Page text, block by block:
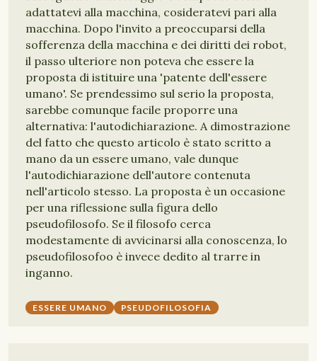
adattatevi alla macchina, cosideratevi pari alla
macchina. Dopo l'invito a preoccuparsi della
sofferenza della macchina e dei diritti dei robot,
il passo ulteriore non poteva che essere la
proposta di istituire una 'patente dell'essere
umano'. Se prendessimo sul serio la proposta,
sarebbe comunque facile proporre una
alternativa: l'autodichiarazione. A dimostrazione
del fatto che questo articolo è stato scritto a
mano da un essere umano, vale dunque
l'autodichiarazione dell'autore contenuta
nell'articolo stesso. La proposta è un occasione
per una riflessione sulla figura dello
pseudofilosofo. Se il filosofo cerca
modestamente di avvicinarsi alla conoscenza, lo
pseudofilosofoo è invece dedito al trarre in
inganno.
ESSERE UMANO PSEUDOFILOSOFIA